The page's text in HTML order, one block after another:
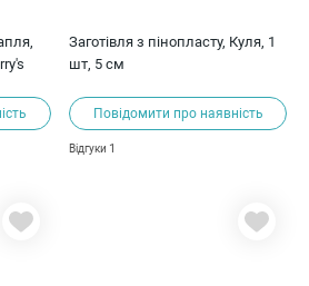
Заготівля з пінопласту, Куля, 1
шт, 5 см
Повідомити про наявність
Відгуки 1